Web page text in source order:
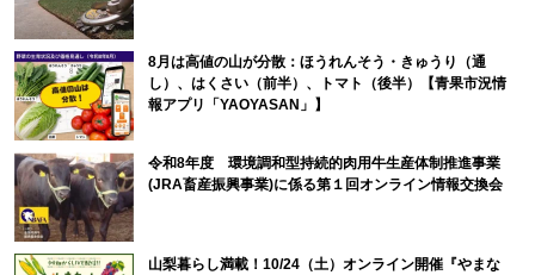
8月は高値の山が分散：ほうれんそう・きゅうり（通
し）、はくさい（前半）、トマト（後半）【青果市況情
報アプリ「YAOYASAN」】
令和8年度 環境調和型持続的肉用牛生産体制推進事業
(JRA畜産振興事業)に係る第１回オンライン情報交換会
山梨暮らし満載！10/24（土）オンライン開催『やまな